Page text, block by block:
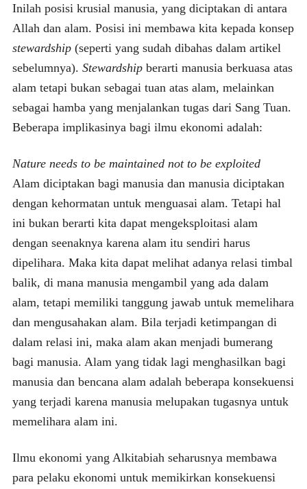
Inilah posisi krusial manusia, yang diciptakan di antara
Allah dan alam. Posisi ini membawa kita kepada konsep
stewardship(seperti yang sudah dibahas dalam artikel
sebelumnya). Stewardshipberarti manusia berkuasa atas
alam tetapi bukan sebagai tuan atas alam, melainkan
sebagai hamba yang menjalankan tugas dari Sang Tuan.
Beberapa implikasinya bagi ilmu ekonomi adalah:
Nature needs to be maintained not to be exploited
Alam diciptakan bagi manusia dan manusia diciptakan
dengan kehormatan untuk menguasai alam. Tetapi hal
ini bukan berarti kita dapat mengeksploitasi alam
dengan seenaknya karena alam itu sendiri harus
dipelihara. Maka kita dapat melihat adanya relasi timbal
balik, di mana manusia mengambil yang ada dalam
alam, tetapi memiliki tanggung jawab untuk memelihara
dan mengusahakan alam. Bila terjadi ketimpangan di
dalam relasi ini, maka alam akan menjadi bumerang
bagi manusia. Alam yang tidak lagi menghasilkan bagi
manusia dan bencana alam adalah beberapa konsekuensi
yang terjadi karena manusia melupakan tugasnya untuk
memelihara alam ini.
Ilmu ekonomi yang Alkitabiah seharusnya membawa
para pelaku ekonomi untuk memikirkan konsekuensi